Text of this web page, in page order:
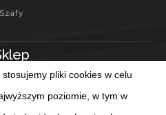
Szafy
pliki cookies w celu
poziomie, w tym w